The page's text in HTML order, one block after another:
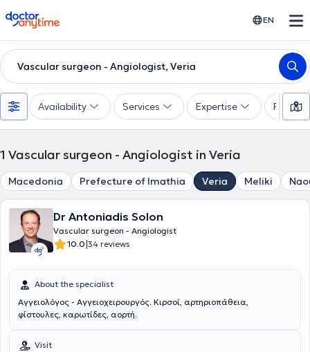
doctoranytime EN
Vascular surgeon - Angiologist, Veria
Availability Services Expertise
1 Vascular surgeon - Angiologist in Veria
Macedonia Prefecture of Imathia Veria Meliki
Dr Antoniadis Solon
Vascular surgeon - Angiologist
10.0|34 reviews
About the specialist
Αγγειολόγος - Αγγειοχειρουργός. Κιρσοί, αρτηριοπάθεια,
φίστουλες, καρωτίδες, αορτή.
Visit